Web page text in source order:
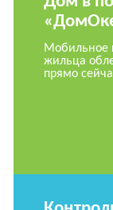
Мобильное
жильца
прямо